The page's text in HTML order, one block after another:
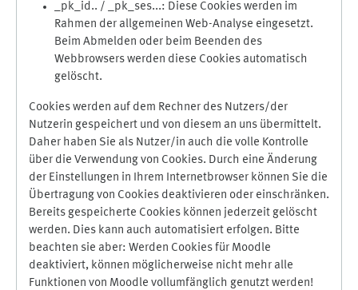
_pk_id.. / _pk_ses...: Diese Cookies werden im
Rahmen der allgemeinen Web-Analyse eingesetzt.
Beim Abmelden oder beim Beenden des
Webbrowsers werden diese Cookies automatisch
gelöscht.
Cookies werden auf dem Rechner des Nutzers/der
Nutzerin gespeichert und von diesem an uns übermittelt.
Daher haben Sie als Nutzer/in auch die volle Kontrolle
über die Verwendung von Cookies. Durch eine Änderung
der Einstellungen in Ihrem Internetbrowser können Sie die
Übertragung von Cookies deaktivieren oder einschränken.
Bereits gespeicherte Cookies können jederzeit gelöscht
werden. Dies kann auch automatisiert erfolgen. Bitte
beachten sie aber: Werden Cookies für Moodle
deaktiviert, können möglicherweise nicht mehr alle
Funktionen von Moodle vollumfänglich genutzt werden!